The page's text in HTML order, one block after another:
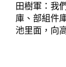
田樹軍：我
庫、部組件
池里面，向